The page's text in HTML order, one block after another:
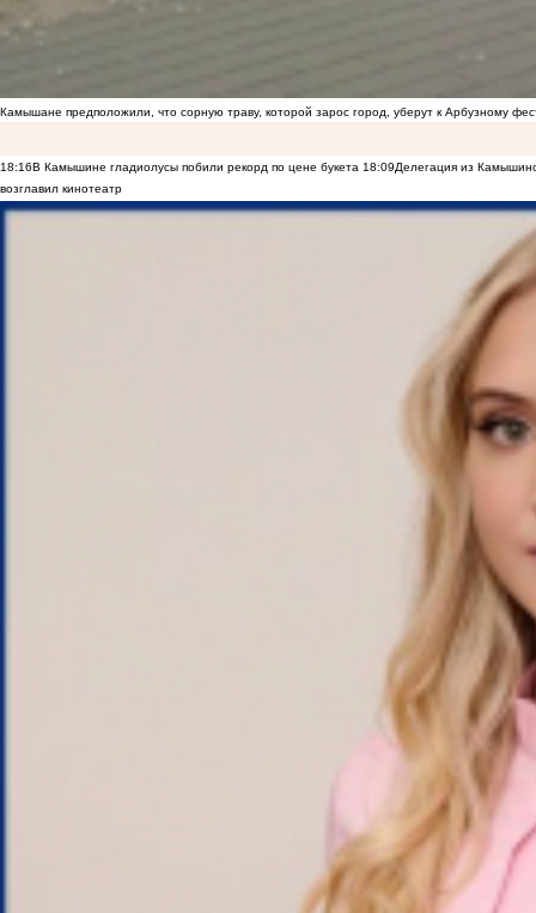
Камышане предположили, что сорную траву, которой зарос город, уберут к Арбузному
18:16В Камышине гладиолусы побили рекорд по цене букета 18:09Делегация из
возглавил кинотеатр